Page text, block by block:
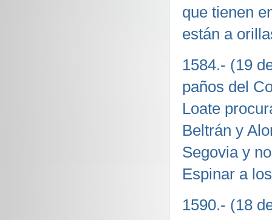
que tienen
están a
1584.- (19
paños del
Loate
Beltrán y
Segovia y
Espinar a
1590.- (18